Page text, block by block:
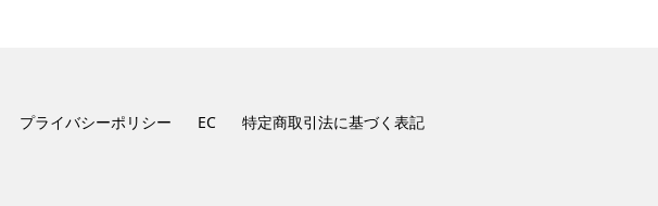
プライバシーポリシー EC 特定商取引法に基づく表記